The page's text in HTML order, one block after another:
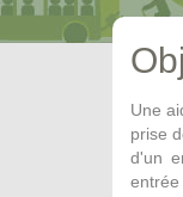
Une
prise
d'un
entrée